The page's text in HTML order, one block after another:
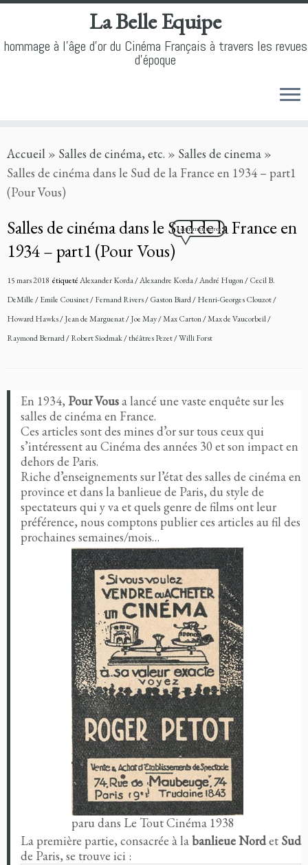
to
content
La Belle Equipe
hommage à l'âge d'or du Cinéma Français à travers les revues
d'époque
Accueil » Salles de cinéma, etc. » Salles de cinema »
Salles de cinéma dans le Sud de la France en 1934 – part1
(Pour Vous)
Salles de cinéma dans le Sud de la France en
1934 – part1 (Pour Vous)
3 commentaires
15 mars 2018 étiquetéAlexander Korda/Alexandre Korda/André Hugon/Cecil B.
DeMille/Emile Cousinet/Fernand Rivers/Gaston Biard/Henri-Georges Clouzot/
Howard Hawks/Jean de Marguenat/Joe May/Max Carton/Max de Vaucorbeil/
Raymond Bernard/Robert Siodmak/théâtres Pezet/Willi Forst
En 1934, Pour Vousa lancé une vaste enquête sur les
salles de cinéma en France.
Ces articles sont des mines d’or sur tous ceux qui
s’intéressent au Cinéma des années 30 et son impact en
dehors de Paris.
Riche d’enseignements sur l’état des salles de cinéma en
province et dans la banlieue de Paris, du style de
spectateurs qui y va et quels genre de films ont leur
préférence, nous comptons publier ces articles au fil des
prochaines semaines/mois…
paru dans Le Tout Cinéma 1938
La première partie, consacrée à labanlieue Nordet Sud
de Paris, se trouve ici :